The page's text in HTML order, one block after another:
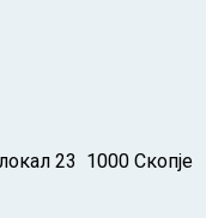
23 1000 Скопје